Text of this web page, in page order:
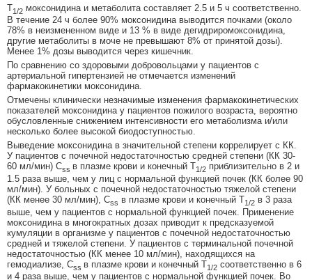
Т1/2 моксонидина и метаболита составляет 2.5 и 5 ч соответственно.
В течение 24 ч более 90% моксонидина выводится почками (около
78% в неизмененном виде и 13 % в виде дегидриромоксонидина,
другие метаболиты в моче не превышают 8% от принятой дозы).
Менее 1% дозы выводится через кишечник.
По сравнению со здоровыми добровольцами у пациентов с
артериальной гипертензией не отмечается изменений
фармакокинетики моксонидина.
Отмечены клинически незначимые изменения фармакокинетических
показателей моксонидина у пациентов пожилого возраста, вероятно
обусловленные снижением интенсивности его метаболизма и/или
несколько более высокой биодоступностью.
Выведение моксонидина в значительной степени коррелирует с КК.
У пациентов с почечной недостаточностью средней степени (КК 30-
60 мл/мин) Css в плазме крови и конечный T1/2 приблизительно в 2 и
1.5 раза выше, чем у лиц с нормальной функцией почек (КК более 90
мл/мин). У больных с почечной недостаточностью тяжелой степени
(КК менее 30 мл/мин), Css в плазме крови и конечный T1/2 в 3 раза
выше, чем у пациентов с нормальной функцией почек. Применение
моксонидина в многократных дозах приводит к предсказуемой
кумуляции в организме у пациентов с почечной недостаточностью
средней и тяжелой степени. У пациентов с терминальной почечной
недостаточностью (КК менее 10 мл/мин), находящихся на
гемодиализе, Css в плазме крови и конечный T1/2 соответственно в 6
и 4 раза выше, чем у пациентов с нормальной функцией почек. Во